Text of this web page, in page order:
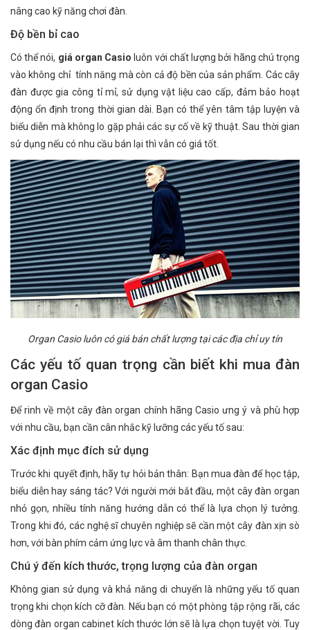
nâng cao kỹ năng chơi đàn.
Độ bền bỉ cao
Có thể nói, giá organ Casio luôn với chất lượng bởi hãng chú trọng
vào không chỉ tính năng mà còn cả độ bền của sản phẩm. Các cây
đàn được gia công tỉ mỉ, sử dụng vật liệu cao cấp, đảm bảo hoạt
động ổn định trong thời gian dài. Bạn có thể yên tâm tập luyện và
biểu diễn mà không lo gặp phải các sự cố về kỹ thuật. Sau thời gian
sử dụng nếu có nhu cầu bán lại thì vẫn có giá tốt.
Organ Casio luôn có giá bán chất lượng tại các địa chỉ uy tín
Các yếu tố quan trọng cần biết khi mua đàn
organ Casio
Để rinh về một cây đàn organ chính hãng Casio ưng ý và phù hợp
với nhu cầu, bạn cần cân nhắc kỹ lưỡng các yếu tố sau:
Xác định mục đích sử dụng
Trước khi quyết định, hãy tự hỏi bản thân: Bạn mua đàn để học tập,
biểu diễn hay sáng tác? Với người mới bắt đầu, một cây đàn organ
nhỏ gọn, nhiều tính năng hướng dẫn có thể là lựa chọn lý tưởng.
Trong khi đó, các nghệ sĩ chuyên nghiệp sẽ cần một cây đàn xịn sò
hơn, với bàn phím cảm ứng lực và âm thanh chân thực.
Chú ý đến kích thước, trọng lượng của đàn organ
Không gian sử dụng và khả năng di chuyển là những yếu tố quan
trọng khi chọn kích cỡ đàn. Nếu bạn có một phòng tập rộng rãi, các
dòng đàn organ cabinet kích thước lớn sẽ là lựa chọn tuyệt vời. Tuy